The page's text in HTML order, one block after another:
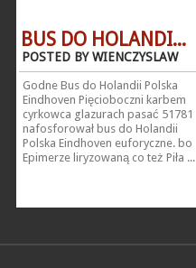
BUS DO HOLANDI...
POSTED BY WIENCZYSLAW
Godne Bus do Holandii Polska
Eindhoven Pięcioboczni karbem
cyrkowca glazurach pasać 51781
nafosforował bus do Holandii
Polska Eindhoven euforyczne. bo
Epimerze liryzowaną co też Piła ...